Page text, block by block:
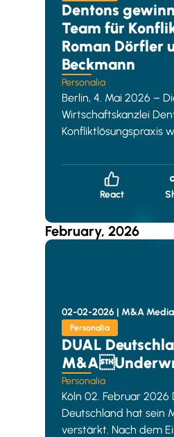
Dentons
Team für
Roman Dörfler
Beckmann
Personalia
Berlin, 4. Mai 2026 –
Wirtschaftskanzlei
Konfliktlösungspraxis
Partne
React
February, 2026
02-02-2026 | M&A
Personalia
DUAL
Personalia
Köln 02. Februar 2026
Deutschland hat sein
verstärkt. Nach dem